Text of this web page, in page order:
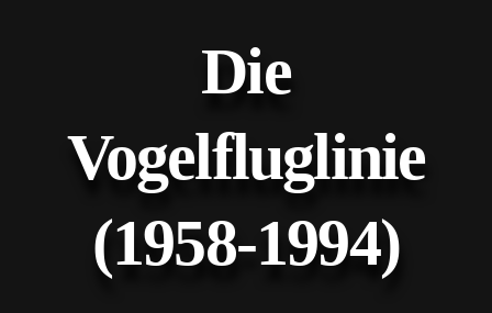
Die
Vogelfluglinie
(1958-1994)